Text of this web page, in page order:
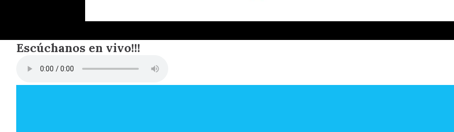
Escúchanos en vivo!!!